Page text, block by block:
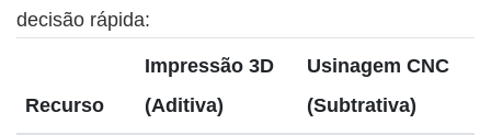
decisão rápida:
Recurso
Impressão 3D
(Aditiva)
Usinagem CNC
(Subtrativa)